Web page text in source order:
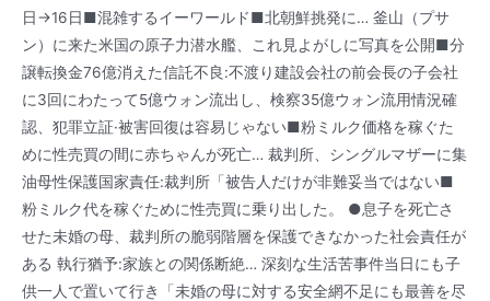
日→16日■混雑するイーワールド■北朝鮮挑発に… 釜山（プサ
ン）に来た米国の原子力潜水艦、これ見よがしに写真を公開■分
譲転換金76億消えた信託不良:不渡り建設会社の前会長の子会社
に3回にわたって5億ウォン流出し、検察35億ウォン流用情況確
認、犯罪立証·被害回復は容易じゃない■粉ミルク価格を稼ぐた
めに性売買の間に赤ちゃんが死亡… 裁判所、シングルマザーに集
油母性保護国家責任:裁判所「被告人だけが非難妥当ではない■
粉ミルク代を稼ぐために性売買に乗り出した。 ●息子を死亡さ
せた未婚の母、裁判所の脆弱階層を保護できなかった社会責任が
ある 執行猶予:家族との関係断絶… 深刻な生活苦事件当日にも子
供一人で置いて行き「未婚の母に対する安全網不足にも最善を尽